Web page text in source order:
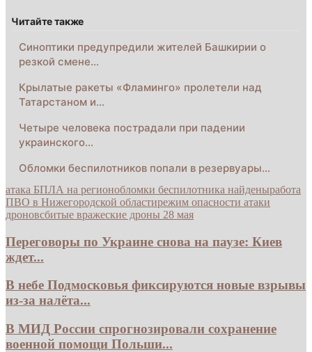
Читайте также
Синоптики предупредили жителей Башкирии о
резкой смене…
Крылатые ракеты «Фламинго» пролетели над
Татарстаном и…
Четыре человека пострадали при падении
украинского…
Обломки беспилотников попали в резервуары…
атака БПЛА на регионобломки беспилотника найденыработа
ПВО в Нижегородской областирежим опасности атаки
дроновсбитые вражеские дроны 28 мая
Переговоры по Украине снова на паузе: Киев
ждет...
В небе Подмосковья фиксируются новые взрывы
из-за налёта...
В МИД России спрогнозировали сохранение
военной помощи Польши...